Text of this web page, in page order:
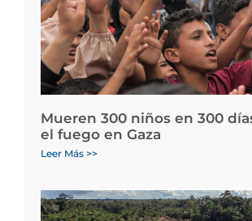
Mueren 300 niños en 300
el fuego en Gaza
Leer Más >>